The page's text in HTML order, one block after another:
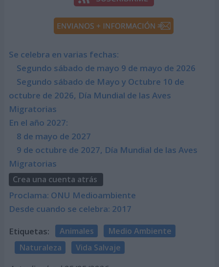
Se celebra en varias fechas:
Segundo sábado de mayo 9 de mayo de 2026
Segundo sábado de Mayo y Octubre 10 de
octubre de 2026, Día Mundial de las Aves
Migratorias
En el año 2027:
8 de mayo de 2027
9 de octubre de 2027, Día Mundial de las Aves
Migratorias
Crea una cuenta atrás
Proclama: ONU Medioambiente
Desde cuando se celebra: 2017
Etiquetas: Animales
Medio Ambiente
Naturaleza
Vida Salvaje